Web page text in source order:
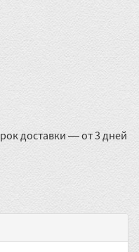
доставки — от 3 дней